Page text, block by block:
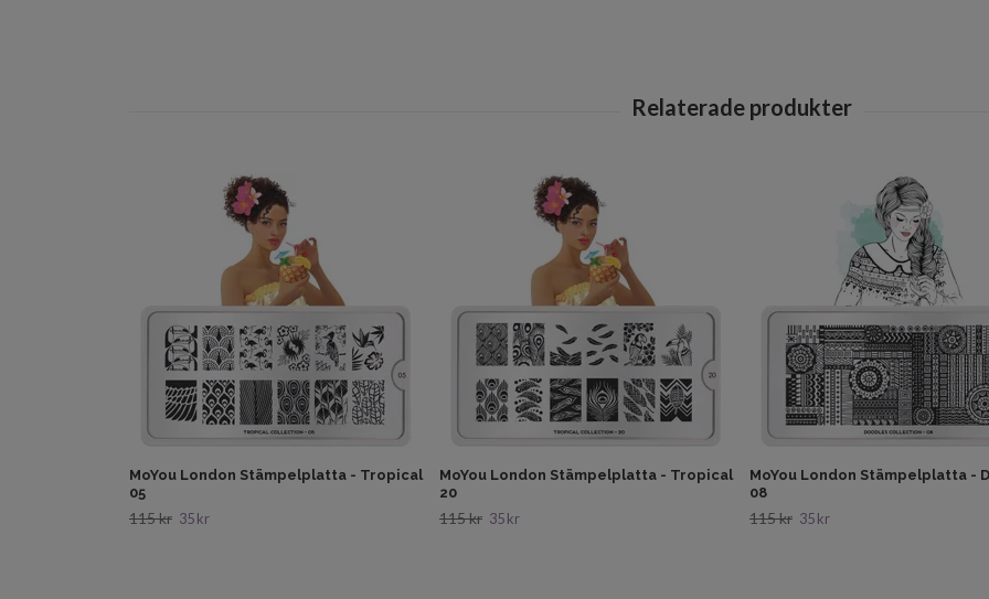
MoYou London Stämpelplatta - Tropical
05
115 kr 35 kr
MoYou London Stämpelplatta - Tropical
20
115 kr 35 kr
MoYou London Stämpelplatta -
08
115 kr 35 kr